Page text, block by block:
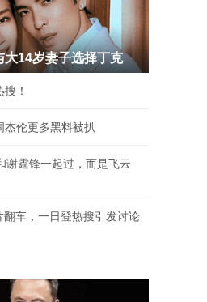
大14岁妻子选择丁克
！
杰伦更多黑料被扒
谢霆锋一起过，而是飞云
翻车，一日登热搜引发讨论